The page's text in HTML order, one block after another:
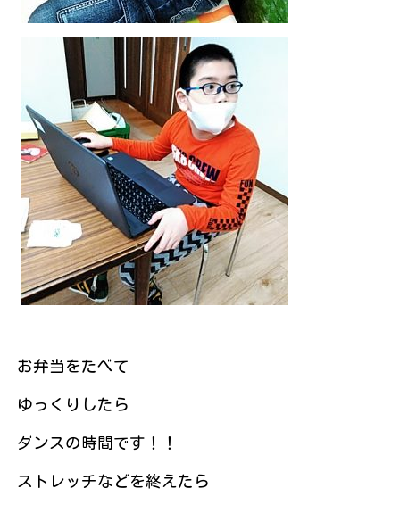
お弁当をたべて
ゆっくりしたら
ダンスの時間です！！
ストレッチなどを終えたら